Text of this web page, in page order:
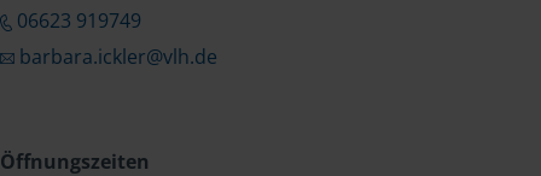
06623 919749
barbara.ickler@vlh.de
Öffnungszeiten